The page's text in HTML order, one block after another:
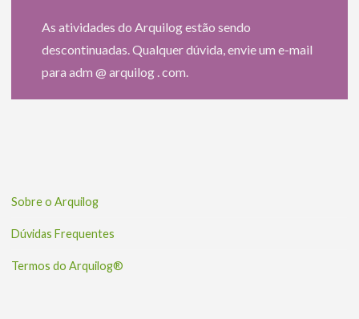
As atividades do Arquilog estão sendo
descontinuadas. Qualquer dúvida, envie um e-mail
para adm @ arquilog . com.
Sobre o Arquilog
Dúvidas Frequentes
Termos do Arquilog®